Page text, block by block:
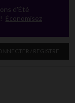
d'Été
Économisez
/ REGISTRE